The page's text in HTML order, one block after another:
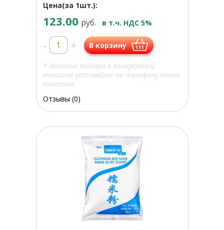
Цена(за 1шт.):
123.00 руб. в т.ч. НДС 5%
- + В корзину
* Наличие товара в конкретном
магазине уточняйте по телефону этого
магазина.
Отзывы (0)